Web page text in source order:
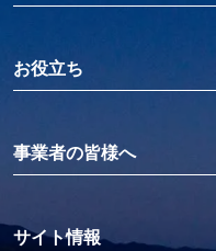
お役立ち
事業者の皆様へ
サイト情報